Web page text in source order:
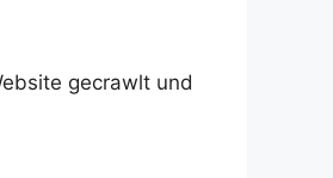
gecrawlt und